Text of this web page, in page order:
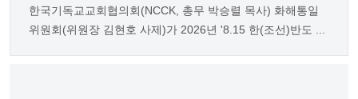
한국기독교교회협의회(NCCK, 총무 박승렬 목사) 화해통일
위원회(위원장 김현호 사제)가 2026년 '8.15 한(조선)반도 ...